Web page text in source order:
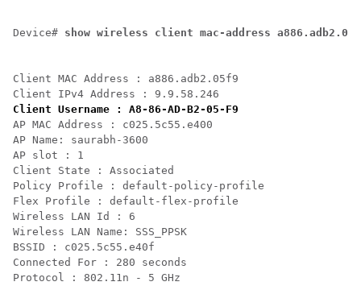
Device#
Client MAC Address : a886.adb2.05f9
Client Username : A8-86-AD-B2-05-F9
AP MAC Address : c025.5c55.e400
AP Name: saurabh-3600
AP slot : 1
Client State : Associated
Policy Profile : default-policy-profile
Flex Profile : default-flex-profile
Wireless LAN Id : 6
Wireless LAN Name: SSS_PPSK
BSSID : c025.5c55.e40f
Connected For : 280 seconds
Protocol : 802.11n - 5 GHz